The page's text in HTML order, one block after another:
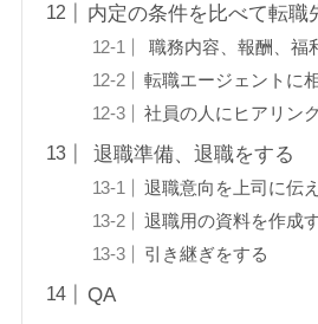
内定の条件を比べて転職
職務内容、報酬、福
転職エージェントに
社員の人にヒアリン
退職準備、退職をする
退職意向を上司に伝
退職用の資料を作成
引き継ぎをする
QA